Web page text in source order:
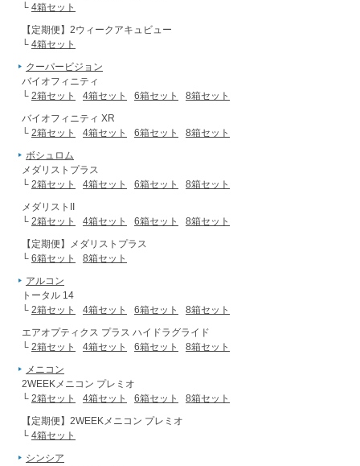
└ 4箱セット
【定期便】2ウィークアキュビュー
└ 4箱セット
クーパービジョン
バイオフィニティ
└ 2箱セット 4箱セット 6箱セット
8箱セット
バイオフィニティ XR
└ 2箱セット 4箱セット 6箱セット
8箱セット
ボシュロム
メダリストプラス
└ 2箱セット 4箱セット 6箱セット
8箱セット
メダリストII
└ 2箱セット 4箱セット 6箱セット
8箱セット
【定期便】メダリストプラス
└ 6箱セット
8箱セット
アルコン
トータル 14
└ 2箱セット 4箱セット 6箱セット
8箱セット
エアオプティクス プラス ハイドラグライド
└ 2箱セット 4箱セット 6箱セット
8箱セット
メニコン
2WEEKメニコン プレミオ
└ 2箱セット 4箱セット 6箱セット
8箱セット
【定期便】2WEEKメニコン プレミオ
└ 4箱セット
シンシア